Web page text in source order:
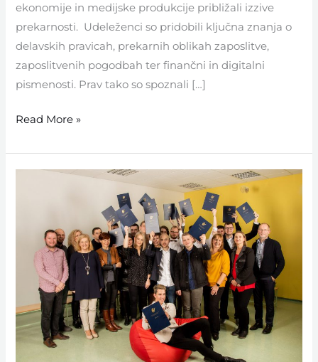
ekonomije in medijske produkcije približali izzive
prekarnosti. Udeleženci so pridobili ključna znanja o
delavskih pravicah, prekarnih oblikah zaposlitve,
zaposlitvenih pogodbah ter finančni in digitalni
pismenosti. Prav tako so spoznali […]
Read More »
Razpored
izpitov